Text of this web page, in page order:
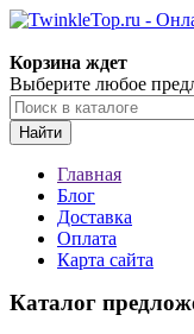
Корзина ждет
Выберите любое
Найти
Главная
Блог
Доставка
Оплата
Карта сайта
Каталог